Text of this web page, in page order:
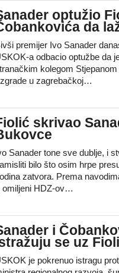
optužio
da
premijer Ivo Sanader
a odbacio optužbe da
kolegom Stjepanom
u zagrebačkoj…
skrivao
Sanader tone sve dublje, i
bilo što osim hrpe
zatvora. Prema
omiljeni HDZ-ov…
i
se uz
je pokrenuo istragu